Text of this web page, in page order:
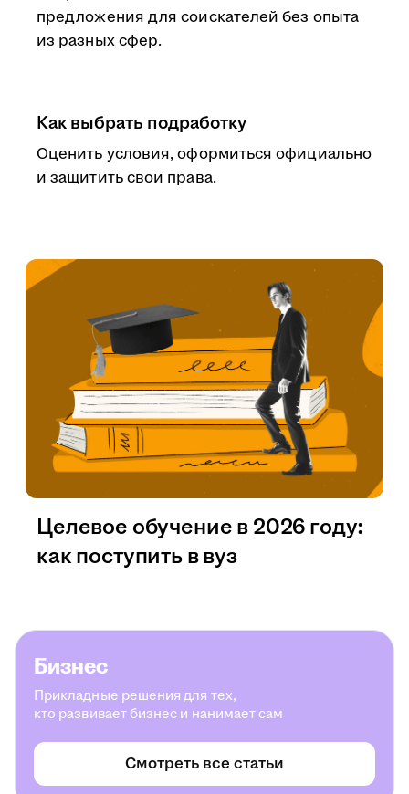
предложения для соискателей без опыта
из разных сфер.
Как выбрать подработку
Оценить условия, оформиться официально
и защитить свои права.
Целевое обучение в 2026 году:
как поступить в вуз
Бизнес
Прикладные решения для тех,
кто развивает бизнес и нанимает сам
Смотреть все статьи